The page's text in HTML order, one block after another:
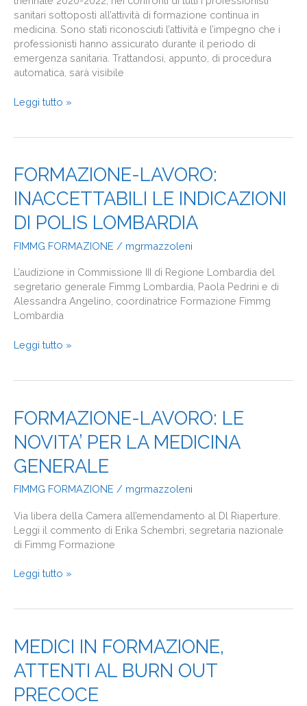
sanitari sottoposti all’attività di formazione continua in
medicina. Sono stati riconosciuti l’attività e l’impegno che i
professionisti hanno assicurato durante il periodo di
emergenza sanitaria. Trattandosi, appunto, di procedura
automatica, sarà visibile
Leggi tutto »
FORMAZIONE-LAVORO:
INACCETTABILI LE INDICAZIONI
DI POLIS LOMBARDIA
FIMMG FORMAZIONE / mgrmazzoleni
L’audizione in Commissione III di Regione Lombardia del
segretario generale Fimmg Lombardia, Paola Pedrini e di
Alessandra Angelino, coordinatrice Formazione Fimmg
Lombardia
FORMAZIONE-
LAVORO:
INACCETTABILI
INDICAZIONI
DI
LOMBARDIA
Leggi tutto »
FORMAZIONE-LAVORO: LE
NOVITA’ PER LA MEDICINA
GENERALE
FIMMG FORMAZIONE / mgrmazzoleni
Via libera della Camera all’emendamento al Dl Riaperture.
Leggi il commento di Erika Schembri, segretaria nazionale
di Fimmg Formazione
FORMAZIONE-
LAVORO:
LE
PER
LA
GENERALE
Leggi tutto »
MEDICI IN FORMAZIONE,
ATTENTI AL BURN OUT
PRECOCE
MEDICI
IN
FORMAZIONE,
AL